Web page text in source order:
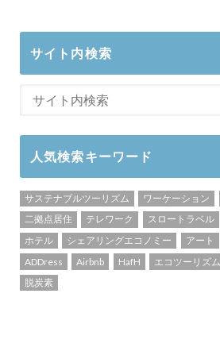
サイト内検索
人気検索キーワード
サステナブルツーリズム ワーケーション
二拠点居住
テレワーク スロートラベル
ホテル
シェアリングエコノミー アート
ADDress
Airbnb HafH エコツーリズム
脱炭素